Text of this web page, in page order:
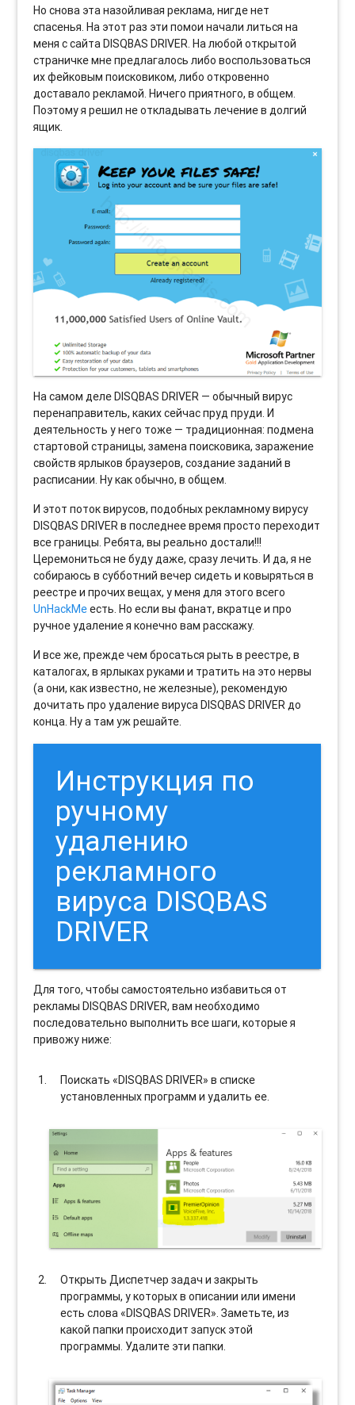
Но снова эта назойливая реклама, нигде нет
спасенья. На этот раз эти помои начали литься на
меня с сайта DISQBAS DRIVER. На любой открытой
страничке мне предлагалось либо воспользоваться
их фейковым поисковиком, либо откровенно
доставало рекламой. Ничего приятного, в общем.
Поэтому я решил не откладывать лечение в долгий
ящик.
На самом деле DISQBAS DRIVER — обычный вирус
перенаправитель, каких сейчас пруд пруди. И
деятельность у него тоже — традиционная: подмена
стартовой страницы, замена поисковика, заражение
свойств ярлыков браузеров, создание заданий в
расписании. Ну как обычно, в общем.
И этот поток вирусов, подобных рекламному вирусу
DISQBAS DRIVER в последнее время просто переходит
все границы. Ребята, вы реально достали!!!
Церемониться не буду даже, сразу лечить. И да, я не
собираюсь в субботний вечер сидеть и ковыряться в
реестре и прочих вещах, у меня для этого всего
UnHackMeесть. Но если вы фанат, вкратце и про
ручное удаление я конечно вам расскажу.
И все же, прежде чем бросаться рыть в реестре, в
каталогах, в ярлыках руками и тратить на это нервы
(а они, как известно, не железные), рекомендую
дочитать про удаление вируса DISQBAS DRIVER до
конца. Ну а там уж решайте.
Инструкция по
ручному
удалению
рекламного
вируса DISQBAS
DRIVER
Для того, чтобы самостоятельно избавиться от
рекламы DISQBAS DRIVER, вам необходимо
последовательно выполнить все шаги, которые я
привожу ниже:
Поискать «DISQBAS DRIVER» в списке
установленных программ и удалить ее.
Открыть Диспетчер задач и закрыть
программы, у которых в описании или имени
есть слова «DISQBAS DRIVER». Заметьте, из
какой папки происходит запуск этой
программы. Удалите эти папки.